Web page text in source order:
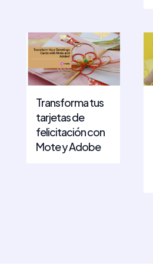
Transforma tus
tarjetas de
felicitación con
Mote y Adobe